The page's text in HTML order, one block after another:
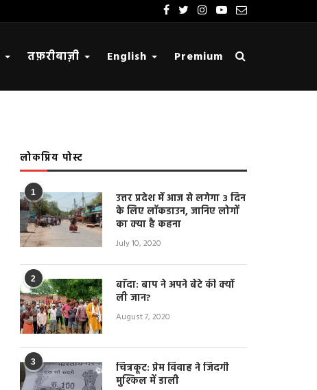
तफ़रीबाज़ी English Premium
लोकप्रिय पोस्ट
1
उत्तर प्रदेश में आज से लगेगा 3 दिन
के लिए लॉकडाउन, जानिए लोगों
का क्या है कहना
July 10, 2020
2
बाँदा: बाप ने अपने बेटे की क्यों
ली जान?
August 7, 2020
3
चित्रकूट: प्रेम विवाह ने जिंदगी
मुश्किल में डाली